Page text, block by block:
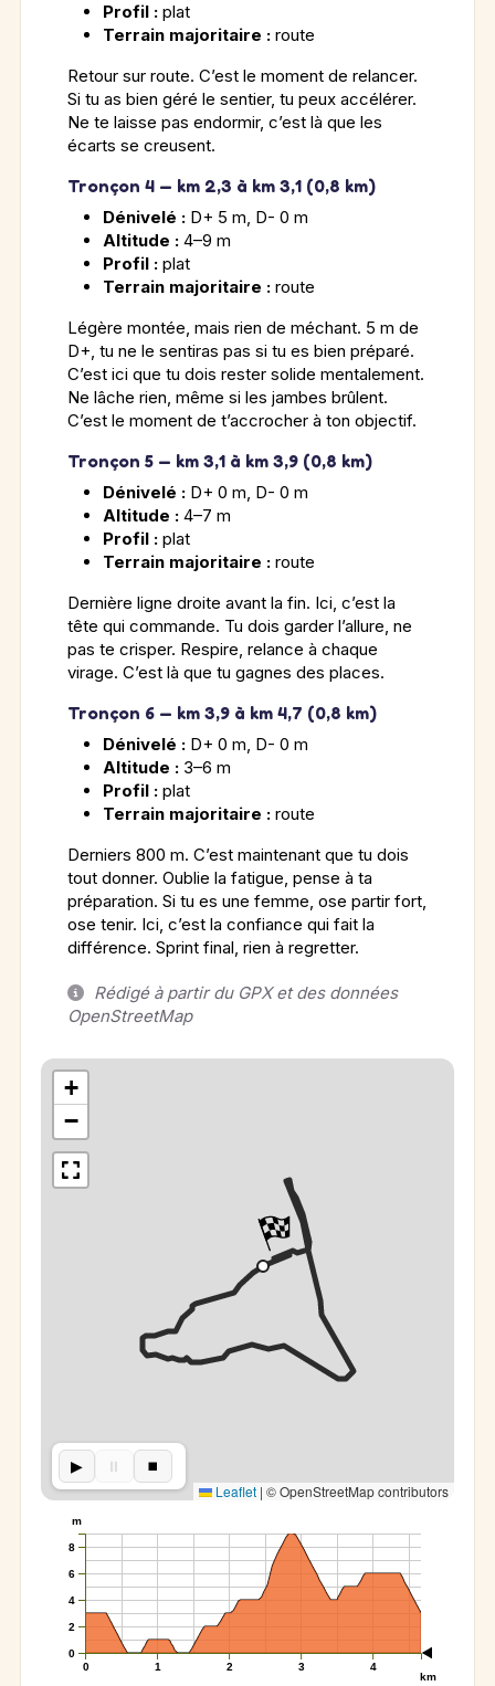
Profil : plat
Terrain majoritaire : route
Retour sur route. C’est le moment de relancer.
Si tu as bien géré le sentier, tu peux accélérer.
Ne te laisse pas endormir, c’est là que les
écarts se creusent.
Tronçon 4 — km 2,3 à km 3,1 (0,8 km)
Dénivelé : D+ 5 m, D- 0 m
Altitude : 4–9 m
Profil : plat
Terrain majoritaire : route
Légère montée, mais rien de méchant. 5 m de
D+, tu ne le sentiras pas si tu es bien préparé.
C’est ici que tu dois rester solide mentalement.
Ne lâche rien, même si les jambes brûlent.
C’est le moment de t’accrocher à ton objectif.
Tronçon 5 — km 3,1 à km 3,9 (0,8 km)
Dénivelé : D+ 0 m, D- 0 m
Altitude : 4–7 m
Profil : plat
Terrain majoritaire : route
Dernière ligne droite avant la fin. Ici, c’est la
tête qui commande. Tu dois garder l’allure, ne
pas te crisper. Respire, relance à chaque
virage. C’est là que tu gagnes des places.
Tronçon 6 — km 3,9 à km 4,7 (0,8 km)
Dénivelé : D+ 0 m, D- 0 m
Altitude : 3–6 m
Profil : plat
Terrain majoritaire : route
Derniers 800 m. C’est maintenant que tu dois
tout donner. Oublie la fatigue, pense à ta
préparation. Si tu es une femme, ose partir fort,
ose tenir. Ici, c’est la confiance qui fait la
différence. Sprint final, rien à regretter.
Rédigé à partir du GPX et des données
OpenStreetMap
+
−
▶︎ ⏸︎ ⏹︎
Leaflet | © OpenStreetMap contributors
0 1 2 3 4
km
0
2
4
6
8
m